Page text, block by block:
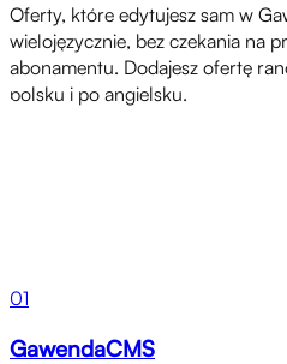
Oferty, które edytujesz sam w
wielojęzycznie, bez czekania na
abonamentu. Dodajesz ofertę
polsku i po angielsku.
01
GawendaCMS